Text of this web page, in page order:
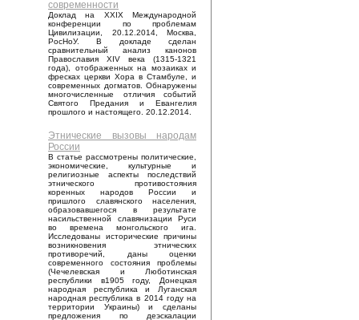
современности
Доклад на XXIX Международной
конференции по проблемам
Цивилизации, 20.12.2014, Москва,
РосНоУ. В докладе сделан
сравнительный анализ канонов
Православия XIV века (1315-1321
года), отображенных на мозаиках и
фресках церкви Хора в Стамбуле, и
современных догматов. Обнаружены
многочисленные отличия событий
Святого Предания и Евангелия
прошлого и настоящего. 20.12.2014.
Этнические вызовы народам
России
В статье рассмотрены политические,
экономические, культурные и
религиозные аспекты последствий
этнического противостояния
коренных народов России и
пришлого славянского населения,
образовавшегося в результате
насильственной славянизации Руси
во времена монгольского ига.
Исследованы исторические причины
возникновения этнических
противоречий, даны оценки
современного состояния проблемы
(Чечелевская и Люботинская
республики в1905 году, Донецкая
народная республика и Луганская
народная республика в 2014 году на
территории Украины) и сделаны
предложения по деэскалации